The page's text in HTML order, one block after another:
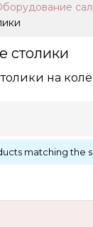
столики
на
matching the